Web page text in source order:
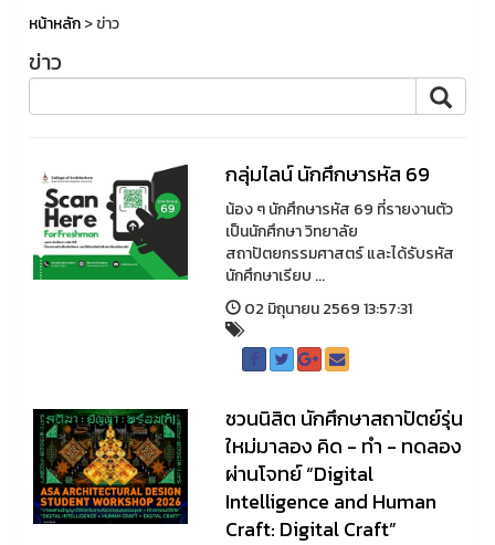
หน้าหลัก> ข่าว
ข่าว
กลุ่มไลน์ นักศึกษารหัส 69
น้อง ๆ นักศึกษารหัส 69 ที่รายงานตัว
เป็นนักศึกษา วิทยาลัย
สถาปัตยกรรมศาสตร์ และได้รับรหัส
นักศึกษาเรียบ ...
02 มิถุนายน 2569 13:57:31
ชวนนิสิต นักศึกษาสถาปัตย์รุ่น
ใหม่มาลอง คิด - ทำ - ทดลอง
ผ่านโจทย์ “Digital
Intelligence and Human
Craft: Digital Craft”